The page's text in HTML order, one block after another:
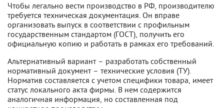
Чтобы легально вести производство в РФ, производителю
требуется техническая документация. Он вправе
организовать выпуск в соответствии с профильным
государственным стандартом (ГОСТ), получить его
официальную копию и работать в рамках его требований.
Альтернативный вариант – разработать собственный
нормативный документ – технические условия (ТУ).
Норматив составляется с учетом специфики товара, имеет
статус локального акта фирмы. В нем содержится
аналогичная информация, но составленная под